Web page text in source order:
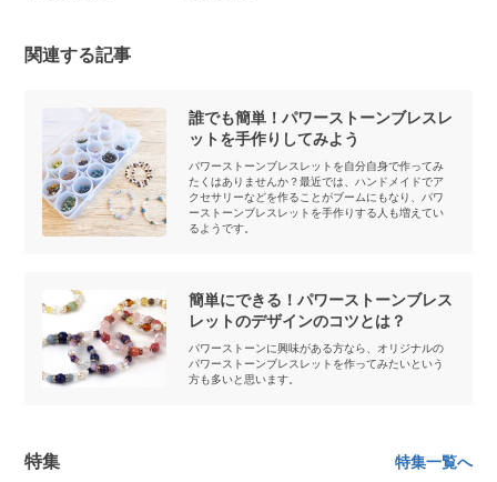
関連する記事
誰でも簡単！パワーストーンブレスレ
ットを手作りしてみよう
パワーストーンブレスレットを自分自身で作ってみ
たくはありませんか？最近では、ハンドメイドでア
クセサリーなどを作ることがブームにもなり、パワ
ーストーンブレスレットを手作りする人も増えてい
るようです。
簡単にできる！パワーストーンブレス
レットのデザインのコツとは？
パワーストーンに興味がある方なら、オリジナルの
パワーストーンブレスレットを作ってみたいという
方も多いと思います。
特集 特集一覧へ